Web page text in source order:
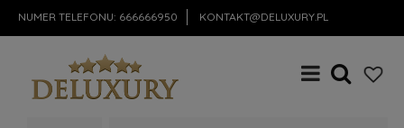
NUMER TELEFONU: 666666950 KONTAKT@DELUXURY.PL